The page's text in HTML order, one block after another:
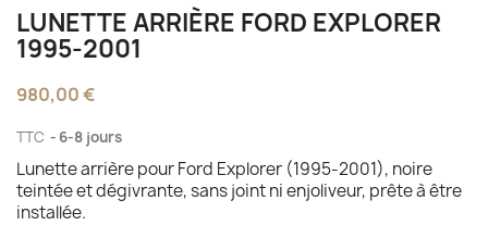
LUNETTE ARRIÈRE FORD EXPLORER
1995-2001
980,00 €
TTC 6-8 jours
Lunette arrière pour Ford Explorer (1995-2001), noire
teintée et dégivrante, sans joint ni enjoliveur, prête à être
installée.